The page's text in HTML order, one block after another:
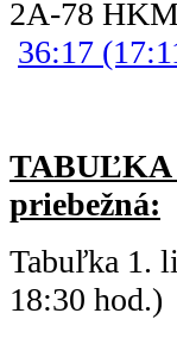
2A-78
36:17
TABUĽKA
priebežná:
Tabuľka 1.
18:30 hod.)